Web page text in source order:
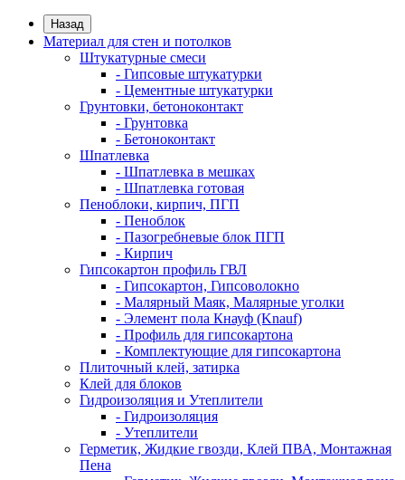
Назад
Материал для стен и потолков
Штукатурные смеси
- Гипсовые штукатурки
- Цементные штукатурки
Грунтовки, бетоноконтакт
- Грунтовка
- Бетоноконтакт
Шпатлевка
- Шпатлевка в мешках
- Шпатлевка готовая
Пеноблоки, кирпич, ПГП
- Пеноблок
- Пазогребневые блок ПГП
- Кирпич
Гипсокартон профиль ГВЛ
- Гипсокартон, Гипсоволокно
- Малярный Маяк, Малярные уголки
- Элемент пола Кнауф (Knauf)
- Профиль для гипсокартона
- Комплектующие для гипсокартона
Плиточный клей, затирка
Клей для блоков
Гидроизоляция и Утеплители
- Гидроизоляция
- Утеплители
Герметик, Жидкие гвозди, Клей ПВА, Монтажная
Пена